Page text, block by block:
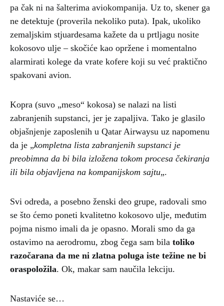
pa čak ni na šalterima aviokompanija. Uz to, skener ga
ne detektuje (proverila nekoliko puta). Ipak, ukoliko
zemaljskim stjuardesama kažete da u prtljagu nosite
kokosovo ulje – skočiće kao opržene i momentalno
alarmirati kolege da vrate kofere koji su već praktično
spakovani avion.
Kopra (suvo „meso“ kokosa) se nalazi na listi
zabranjenih supstanci, jer je zapaljiva. Tako je glasilo
objašnjenje zaposlenih u Qatar Airwaysu uz napomenu
da je „kompletna lista zabranjenih supstanci je
preobimna da bi bila izložena tokom procesa čekiranja
ili bila objavljena na kompanijskom sajtu„.
Svi odreda, a posebno ženski deo grupe, radovali smo
se što ćemo poneti kvalitetno kokosovo ulje, međutim
pojma nismo imali da je opasno. Morali smo da ga
ostavimo na aerodromu, zbog čega sam bila toliko
razočarana da me ni zlatna poluga iste težine ne bi
oraspoložila. Ok, makar sam naučila lekciju.
Nastaviće se…